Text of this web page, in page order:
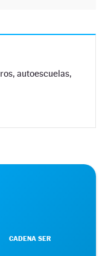
autoescuelas,
CADENA SER